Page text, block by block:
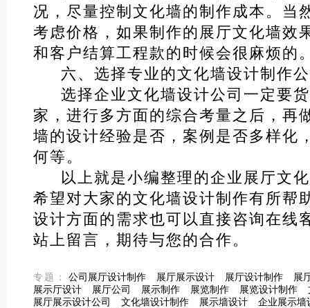
况，尽量控制文化墙的制作成本。当
考虑价格，如果制作的展厅文化墙效
和客户结算工程款的时候会很麻烦的
六、选择专业的文化墙设计制作
选择企业文化墙设计公司一定要货
家，进行多方面的综合考量之后，再
墙的设计经验是否，案例是否多样化
何等。
以上就是小编整理的企业展厅文化
希望对大家的文化墙设计制作有所帮
设计方面的需求也可以直接咨询在线
站上留言，期待与您的合作。
专题： 公司展厅设计制作 展厅展示设计 展厅设计制作
展
展示厅设计
展厅公司 展示制作 展览制作 展览设计制作
展厅展示设计公司
文化墙设计制作 展示墙设计
企业展示墙